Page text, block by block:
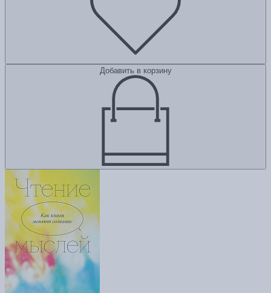
Добавить в корзину